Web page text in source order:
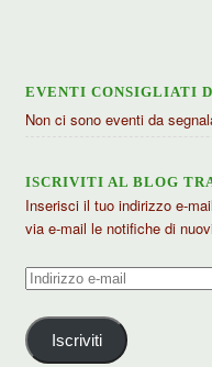
EVENTI CONSIGLIATI
Non ci sono eventi da
ISCRIVITI AL BLOG
Inserisci il tuo indirizzo e-
via e-mail le notifiche di
Indirizzo
mail
Iscriviti